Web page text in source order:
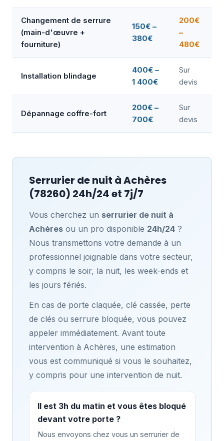
Changement de serrure
(main-d'œuvre +
fourniture)
150€ –
380€
200€
–
480€
Installation blindage
400€ –
1 400€
Sur
devis
Dépannage coffre-fort
200€ –
700€
Sur
devis
Serrurier de nuit àAchères
(78260) 24h/24 et 7j/7
Vous cherchez un serrurier de nuit à
Achèresou un pro disponible 24h/24?
Nous transmettons votre demande à un
professionnel joignable dans votre secteur,
y compris le soir, la nuit, les week-ends et
les jours fériés.
En cas de porte claquée, clé cassée, perte
de clés ou serrure bloquée, vous pouvez
appeler immédiatement. Avant toute
intervention à Achères, une estimation
vous est communiqué si vous le souhaitez,
y compris pour une intervention de nuit.
Il est 3h du matin et vous êtes bloqué
devant votre porte ?
Nous envoyons chez vous un serrurier de